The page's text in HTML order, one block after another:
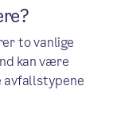
to vanlige
kan være
avfallstypene